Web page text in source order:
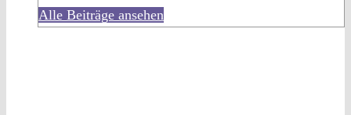
Alle Beiträge ansehen